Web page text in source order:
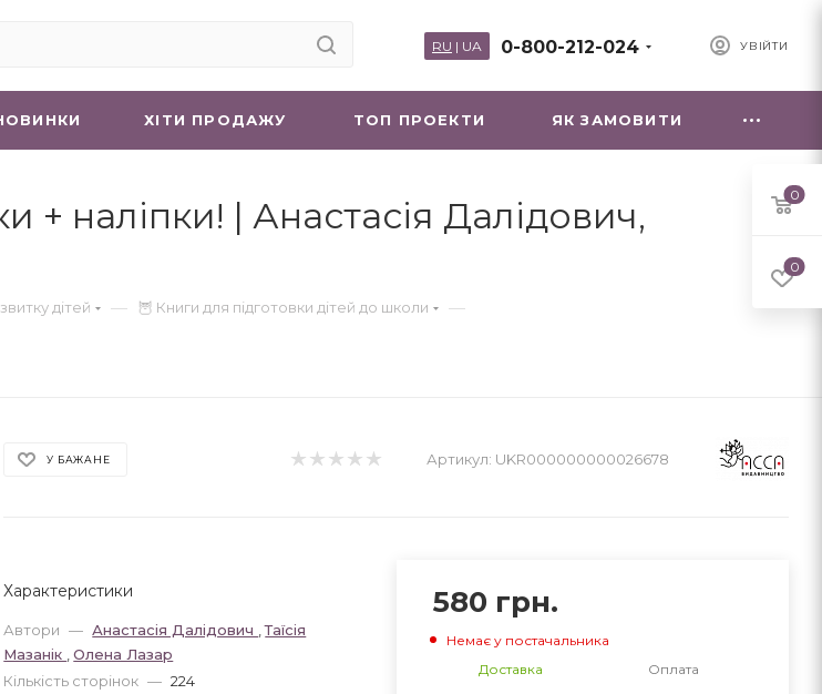
УВІЙТИ
0-800-212-024
RU | UA
ХIТИ ПРОДАЖУ ТОП ПРОЕКТИ ЯК ЗАМОВИТИ
+ наліпки! | Анастасія Далідович,
дітей — 🦉 Книги для підготовки дітей до школи —
У БАЖАНЕ Артикул: UKR000000000026678
Характеристики
Автори — Анастасія Далідович ,Таїсія
Мазанік
,Олена Лазар
Кількість сторінок — 224
580 грн.
Немає у постачальника
Доставка
Оплата
0
0